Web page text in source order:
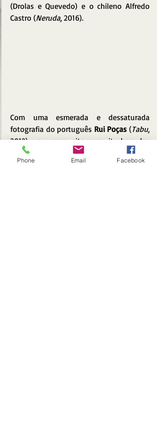
(Drolas e Quevedo) e o chileno Alfredo
Castro (Neruda, 2016).
Com uma esmerada e dessaturada
fotografia do português Rui Poças (Tabu,
2012) - que aproveita-se muito bem das
belíssimas e antigas locações -, o filme
tem como ponto alto a dupla argentina
Phone Email Facebook